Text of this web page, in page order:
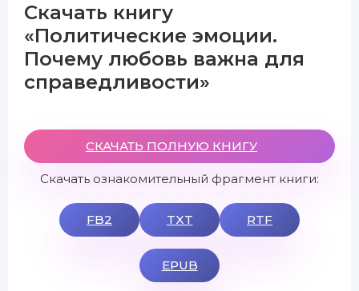
Скачать книгу
«Политические эмоции.
Почему любовь важна для
справедливости»
СКАЧАТЬ ПОЛНУЮ КНИГУ
Скачать ознакомительный фрагмент книги:
FB2 TXT RTF
EPUB